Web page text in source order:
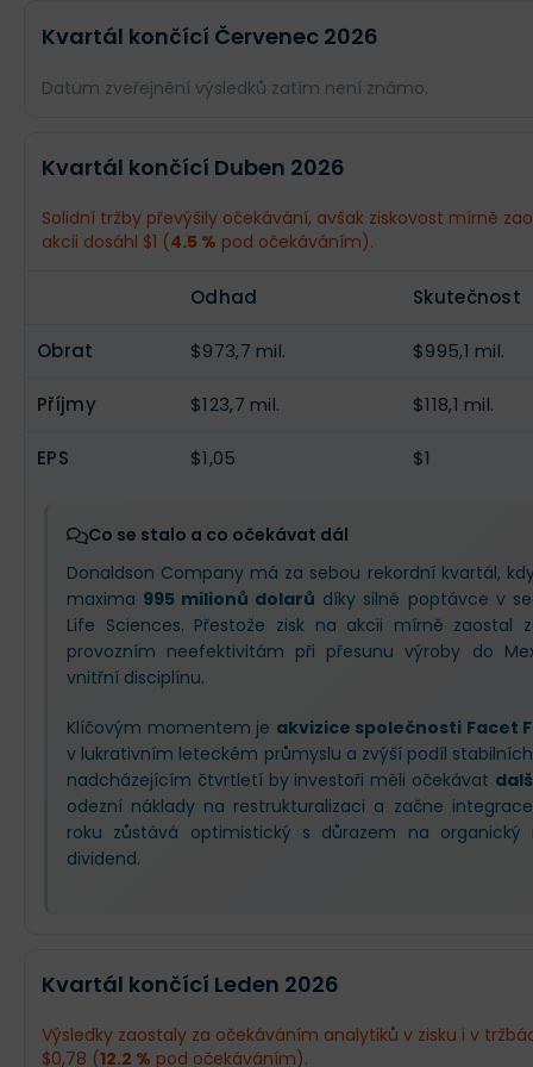
Kvartál končící Červenec 2026
Datum zveřejnění výsledků zatím není známo.
Příjmy $132,8 mil.
$1,12 --
Kvartál končící Duben 2026
Solidní tržby převýšily očekávání, avšak ziskovost mírně
akcii dosáhl $1 (4.5 % pod očekáváním).
Odhad Skutečnost
Obrat $973,7 mil. $995,1 mil.
Příjmy $123,7 mil. $118,1 mil.
EPS $1,05 $1
Co se stalo a co očekávat dál
Donaldson Company má za sebou rekordní kvartál,
maxima 995 milionů dolarů díky silné poptávce v
Life Sciences. Přestože zisk na akcii mírně zaostal
provozním neefektivitám při přesunu výroby do
vnitřní disciplínu.
Klíčovým momentem je akvizice společnosti Facet
v lukrativním leteckém průmyslu a zvýší podíl
nadcházejícím čtvrtletí by investoři měli očekávat
odezní náklady na restrukturalizaci a začne
roku zůstává optimistický s důrazem na
dividend.
Kvartál končící Leden 2026
Výsledky zaostaly za očekáváním analytiků v zisku i v
$0,78 (12.2 % pod očekáváním).